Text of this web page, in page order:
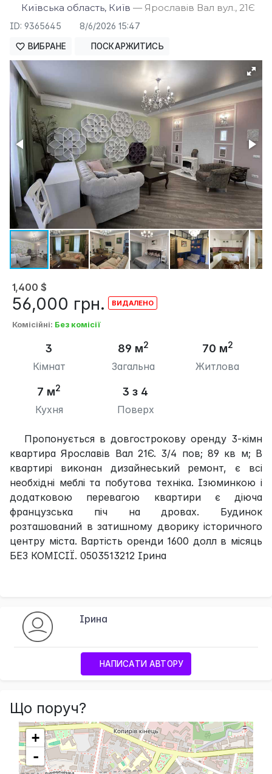
Київська область, Київ — Ярославів Вал вул., 21Є
ID: 9365645 8/6/2026 15:47
ВИБРАНЕ ПОСКАРЖИТИСЬ
1,400 $
56,000 грн.
Комісійні: Без комісії
3
Кімнат
89 м2
Загальна
70 м2
Житлова
7 м2
Кухня
3 з 4
Поверх
Пропонується в довгострокову оренду 3-кімн
квартира Ярославів Вал 21Є. 3/4 пов; 89 кв м; В
квартирі виконан дизайнеський ремонт, є всі
необхідні меблі та побутова техніка. Ізюминкою і
додатковою перевагою квартири є діюча
французська піч на дровах. Будинок
розташований в затишному дворику історичного
центру міста. Вартість оренди 1600 долл в місяць
БЕЗ КОМІСІЇ. 0503513212 Ірина
Ірина
НАПИСАТИ АВТОРУ
Що поруч?
+
-